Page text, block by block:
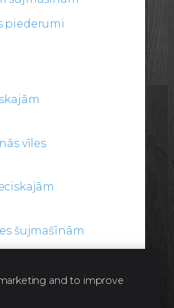
piederumi
vīles
šujmašīnām
and to improve